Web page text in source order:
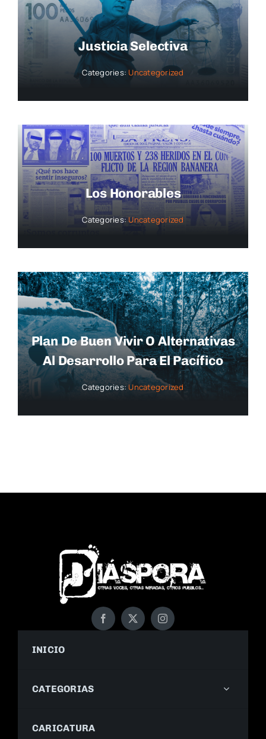
Justicia Selectiva
Categories: Uncategorized
Los Honorables
Categories:Uncategorized
Plan De Buen Vivir O Alternativas
Al Desarrollo Para El Pacífico
Categories:Uncategorized
INICIO
CATEGORIAS
CARICATURA